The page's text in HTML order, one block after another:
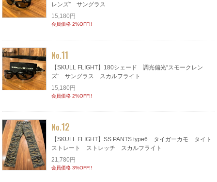
レンズ” サングラス
15,180円
会員価格 2%OFF!!
No.11
【SKULL FLIGHT】180シェード 調光偏光“スモークレン
ズ” サングラス スカルフライト
15,180円
会員価格 2%OFF!!
No.12
【SKULL FLIGHT】SS PANTS type6 タイガーカモ タイト
ストレート ストレッチ スカルフライト
21,780円
会員価格 3%OFF!!